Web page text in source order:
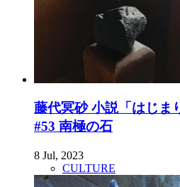
藤代冥砂 小説「はじ
#53 南極の石
8 Jul, 2023
CULTURE